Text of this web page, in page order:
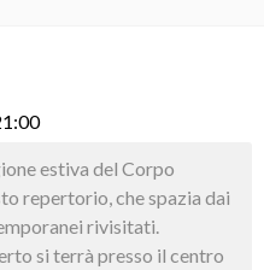
estiva del Corpo
repertorio, che spazia dai
rivisitati.
si terrà presso il centro